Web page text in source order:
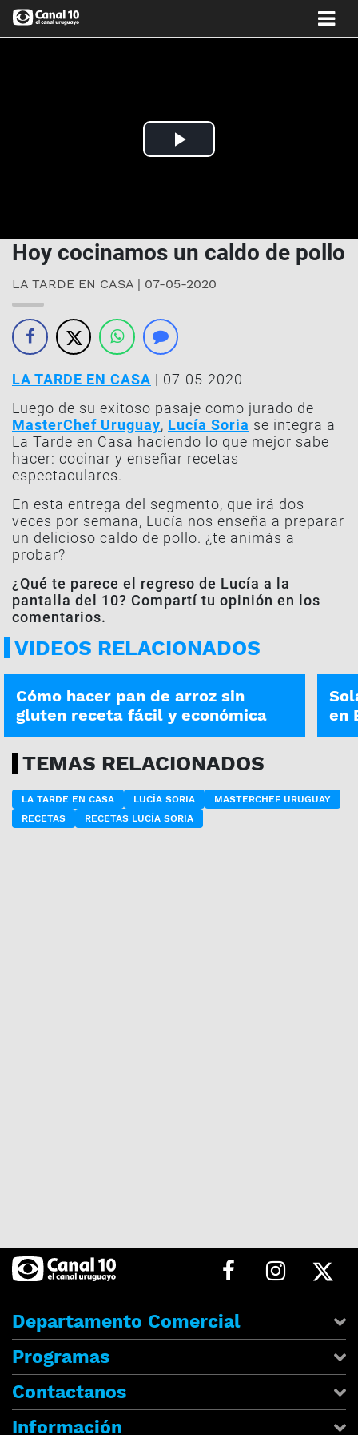
Play
Hoy cocinamos un caldo de pollo
LA TARDE EN CASA | 07-05-2020
LA TARDE EN CASA | 07-05-2020
Luego de su exitoso pasaje como jurado de
MasterChef Uruguay, Lucía Soria se integra a
La Tarde en Casa haciendo lo que mejor sabe
hacer: cocinar y enseñar recetas
espectaculares.
En esta entrega del segmento, que irá dos
veces por semana, Lucía nos enseña a preparar
un delicioso caldo de pollo. ¿te animás a
probar?
¿Qué te parece el regreso de Lucía a la
pantalla del 10? Compartí tu opinión en los
comentarios.
VIDEOS RELACIONADOS
LA MAÑANA EN CASA | 04-08
Cómo hacer pan de arroz sin
gluten receta fácil y económica
en
TEMAS RELACIONADOS
LA TARDE EN CASA LUCÍA SORIA
MASTERCHEF URUGUAY
RECETAS
RECETAS LUCÍA SORIA
Departamento Comercial
Programas
Contactanos
Información